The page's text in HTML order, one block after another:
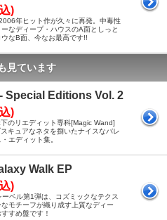
)
年ヒット作が久々に再発。中毒性
なディープ・ハウスのA面としっと
なB面、今なお最高です!!
見ています
Special Editions Vol. 2
)
のリエディット専科[Magic Wand]
キュアなネタを捌いたナイスなバレ
エディット集。
Walk EP
)
ベル第1弾は、コズミックなテクス
モチーフが織り成す上質なディー
すめ盤です！